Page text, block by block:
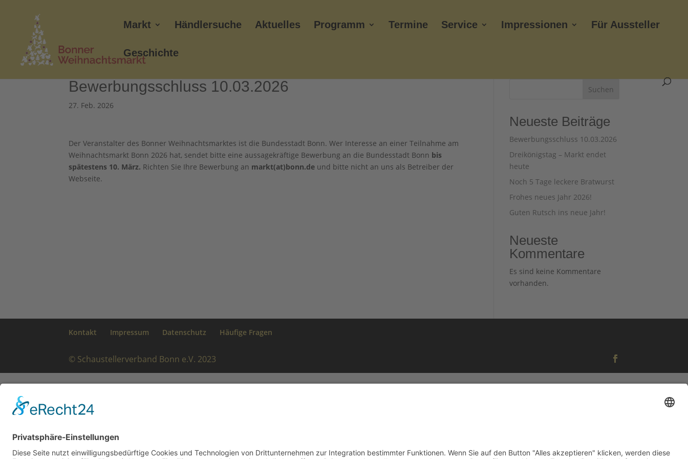
Markt Händlersuche Aktuelles Programm Termine Service Impressionen Für Aussteller
Geschichte
Bewerbungsschluss 10.03.2026
27. Feb. 2026
Der Veranstalter des Bonner Weihnachtsmarktes ist die Bundesstadt Bonn. Wer Interesse an einer Teilnahme am
Weihnachtsmarkt Bonn 2026 hat, sendet bitte eine aussagekräftige Bewerbung an die Bundesstadt Bonn bis
spätestens 10. März. Richten Sie Ihre Bewerbung an markt(at)bonn.de und bitte nicht an uns als Betreiber der
Webseite.
Suchen
Neueste Beiträge
Bewerbungsschluss 10.03.2026
Dreikönigstag – Markt endet
heute
Noch 5 Tage leckere Bratwurst
Frohes neues Jahr 2026!
Guten Rutsch ins neue Jahr!
Neueste
Kommentare
Es sind keine Kommentare
vorhanden.
Kontakt Impressum Datenschutz Häufige Fragen
© Schaustellerverband Bonn e.V. 2023